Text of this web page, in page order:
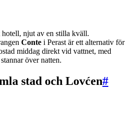
njut av en stilla kväll.
Conte i Perast är ett alternativ för
middag direkt vid vattnet, med
över natten.
stad och Lovćen#